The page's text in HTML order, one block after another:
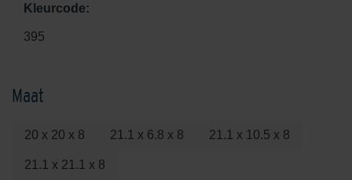
Kleurcode:
395
Maat
20 x 20 x 8 21.1 x 6.8 x 8 21.1 x 10.5 x 8
21.1 x 21.1 x 8